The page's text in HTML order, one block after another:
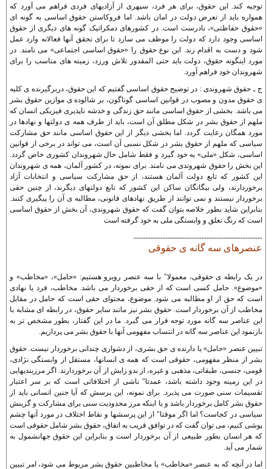
توجيه کند. اين حقوق، برای هر فرد، سپهری از آزاديهای فردی فراهم می آورد که
همواره بايد از تعرض دولت در امان باشد. اما فروکاستن حقوق اساسی به گونه ای
«حقوق حفاظتی»، نادرست است. در کشورهای دمکراتيک گونه های ديگری از حقوق
اساسی وجود دارد که دولت را موظف می سازد تا برای تحقق آنها فعالانه وارد عمل
شود و دست به اقدام زند. اين نوع حقوق را «حقوق اساسی اجتماعی» می نامند. در
مورد اينگونه حقوق، دولت بايد حتی المقدور تلاش ورزد، زمينه های مناسب را برای
شهروندان خود فراهم آورد.
ج ـ حقوق شهروندی : در توضيح حقوق اساسی گفتيم که اين حقوق، دربرگيرنده ی کليه
ی حقوق مدون و مصوب در قوانين اساسی گوناگون، بر شالوده ی موازين حقوق بشر
می باشد. بخشی از حقوق اساسی مانند حق زندگی و خدشه ناپذيری فيزيکی انسان که
ملهم از حقوق بشر در شکل مطلق آن است، بايد از طرف همه ی دولتها و نهادها در
مورد همگان رعايت گردد. اما بخشی ديگر از اين حقوق اساسی مانند حق مشارکت
سياسی که ملهم از حقوق بشر در شکل نسبی آن است، می تواند در برخی از قوانين
اساسی، شکل «ملی» به خود گيرد و فقط شامل حال شهروندان کشوری خاص گردد.
اين بخش را حقوق شهروندی می نامند. برای نمونه، در کشور آلمان، همه ی شهروندان
اين کشور که تابع دولت آلمان هستند، از حق مشارکت سياسی و انتخابات آزاد
برخوردارند، ولی بيگانگان ساکن اين کشور که تابع دولتهای ديگرند، از چنين حقی
برخوردار نيستند و نمی توانند از طريق نهادهای قانونی، مطالبه ی آن را پيگيری کنند.
بنابراين شايد بطور خلاصه بتوان گفت که حقوق شهروندی، آن بخش از حقوق اساسی
است که رنگ تعلق و وابستگی ملی به خود گرفته است
-----------------------------------------------------
عنصرهای سه گانه ی حقوقی
در يک رابطه ی حقوقی، معمولا" با سه عنصر روبرو هستيم: «حامل»، «مخاطب» و
«موضوع». حامل کسی است که از حقی برخوردار می باشد. مخاطب، فرد يا نهادی
است که حق از او مطالبه می شود. موضوع، محتوای حقی است که حامل در مقابل
مخاطب از آن برخوردار است. حقوق بشر نيز مانند ساير حقوق، در رابطه ای مشابه با
اين عناصر سه گانه مورد توجه قرار می گيرد. ما در اين گفتار، بطور مشخص تر به
بازنمود اين عناصر سه گانه در انتساب مفهومی آنها با حقوق بشر می پردازيم.
تبيين عنصر «حامل» يا دارنده ی حق بشری، از دشواری چندانی برخوردار نيست. حقوق
بشر از منظر مفهومی، حقوقی است که همه ی انسانها، مستقل از وابستگی نژادی،
قومی، جنسی، طبقاتی، مذهبی و غيره، از بدو زايش از آن برخوردارند. اگر مرزبنديهايی
در اين زمينه وجود داشته باشد، عمدتا" ناشی از اختلافاتی است که بر سر اعتبار
تقسيمات سنی صورت می پذيرد. برای نمونه، اين پرسش که آيا جنين انسانی بايد از
حقوق بشر کامل برخوردار باشد و يا اينکه مرز محدوديت سنی برای مشارکت و گزينش
سياسی در کجاست؟ اما اگر موقتا" از اين پرسشها و نقاط اختلاف در مورد آنها چشم
پوشی کنيم، می توان گفت که در توافق قريب به اتفاق، حقوق بشر شامل حقوقی است
که هر انسان بطور طبيعی از آن برخوردار است و بنابراين اين حقوق جهانشمول به
شمار می آيد.
اما در آنچه که به عنصر «مخاطب» يا مخاطبين حقوق بشر مربوط می شود، امر تبيين